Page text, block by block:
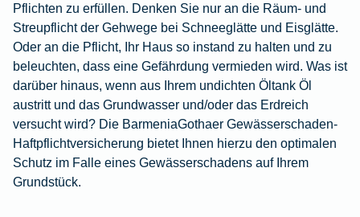
Pflichten zu erfüllen. Denken Sie nur an die Räum- und
Streupflicht der Gehwege bei Schneeglätte und Eisglätte.
Oder an die Pflicht, Ihr Haus so instand zu halten und zu
beleuchten, dass eine Gefährdung vermieden wird. Was ist
darüber hinaus, wenn aus Ihrem undichten Öltank Öl
austritt und das Grundwasser und/oder das Erdreich
versucht wird? Die BarmeniaGothaer Gewässerschaden-
Haftpflichtversicherung bietet Ihnen hierzu den optimalen
Schutz im Falle eines Gewässerschadens auf Ihrem
Grundstück.